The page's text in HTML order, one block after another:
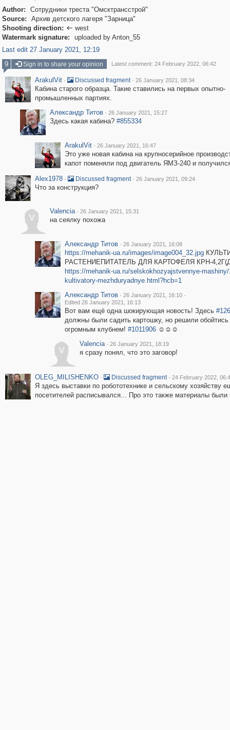
Author:
Сотрудники треста "Омсктрансстрой"
Source:
Архив детского лагеря "Зарница"
Shooting direction:  west
Watermark signature:
uploaded by Anton_55
Last edit 27 January 2021, 12:19
9
Sign in to share your opinion Latest comment: 24 February 2022, 06:42
ArakulVit · Discussed fragment · 26 January 2021, 08:34
Кабина старого образца. Такие ставились на первых опытно-
промышленных партиях.
Александр Титов · 26 January 2021, 15:27
Здесь какая кабина? #855334
ArakulVit · 26 January 2021, 16:47
Это уже новая кабина на крупносерийное
капот поменяли под двигатель ЯМЗ-240 и
Alex1978 · Discussed fragment · 26 January 2021, 09:24
Что за конструкция?
V
Valencia · 26 January 2021, 15:31
на сеялку похожа
Александр Титов · 26 January 2021, 16:08
https://mehanik-ua.ru/images/image004_32.jpg
РАСТЕНИЕПИТАТЕЛЬ ДЛЯ КАРТОФЕЛЯ КРН-
https://mehanik-ua.ru/selskokhozyajstvennye-mashiny/
kultivatory-mezhduryadnye.html?hcb=1
Александр Титов · 26 January 2021, 16:10 ·
Edited 26 January 2021, 16:13
Вот вам ещё одна шокирующая новость! Здесь
должны были садить картошку, но решили
огромным клубнем! #1011906☺☺☺
V
Valencia · 26 January 2021, 18:19
я сразу понял, что это заговор!
OLEG_MILISHENKO · Discussed fragment · 24 February 2022,
Я здесь выставки по робототехнике и сельскому хозяйству
посетителей расписывался... Про это также материалы